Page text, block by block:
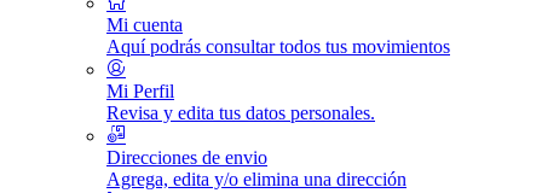
Mi cuenta
Aquí podrás consultar todos tus movimientos
Mi Perfil
Revisa y edita tus datos personales.
Direcciones de envio
Agrega, edita y/o elimina una dirección